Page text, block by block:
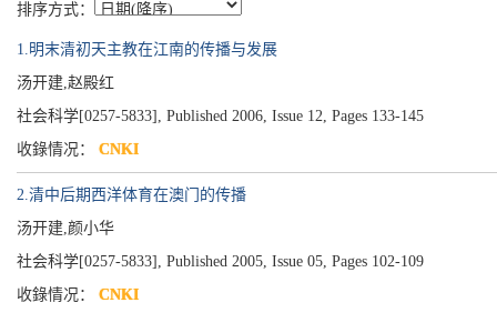
排序方式：
1.明末清初天主教在江南的传播与发展
汤开建,赵殿红
社会科学[0257-5833], Published 2006, Issue 12, Pages 133-145
收錄情况： CNKI
2.清中后期西洋体育在澳门的传播
汤开建,颜小华
社会科学[0257-5833], Published 2005, Issue 05, Pages 102-109
收錄情况： CNKI